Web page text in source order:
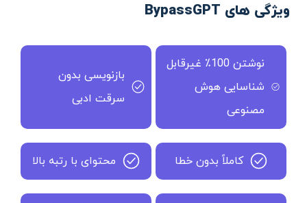
ویژگی های BypassGPT
نوشتن 100٪ غیرقابل
شناسایی هوش
مصنوعی
بازنویسی بدون
سرقت ادبی
کاملاً بدون خطا محتوای با رتبه بالا